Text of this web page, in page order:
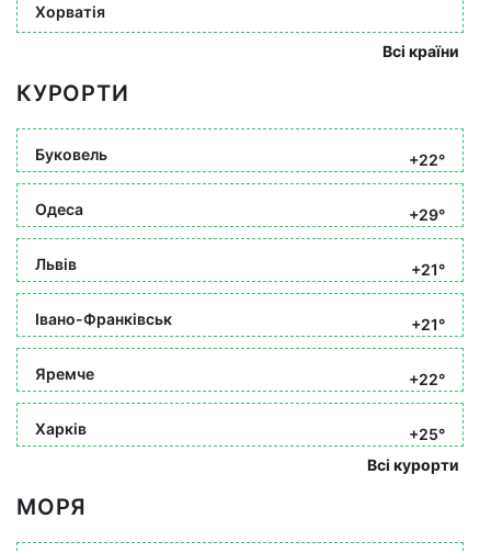
Хорватія
Всі країни
КУРОРТИ
Буковель +22°
Одеса +29°
Львів +21°
Івано-Франківськ +21°
Яремче +22°
Харків
+25°
Всі курорти
МОРЯ